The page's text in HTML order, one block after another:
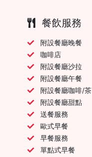
餐飲服務
附設餐廳晚餐
咖啡店
附設餐廳沙拉
附設餐廳午餐
附設餐廳咖啡/茶
附設餐廳甜點
送餐服務
歐式早餐
早餐服務
單點式早餐